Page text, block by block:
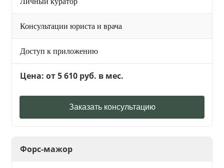
Консультации юриста и врача
Доступ к приложению
Цена: от 5 610 руб. в мес.
Заказать консультацию
Форс-мажор